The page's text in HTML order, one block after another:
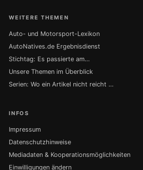
WEITERE THEMEN
Auto- und Motorsport-Lexikon
AutoNatives.de Ergebnisdienst
Stichtag: Es passierte am…
Unsere Themen im Überblick
Serien: Wo ein Artikel nicht reicht …
INFOS
Impressum
Datenschutzhinweise
Mediadaten & Kooperationsmöglichkeiten
Einwilligungen ändern